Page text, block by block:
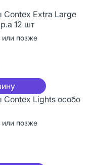
Contex Extra Large
12 шт
или позже
Contex Lights особо
или позже